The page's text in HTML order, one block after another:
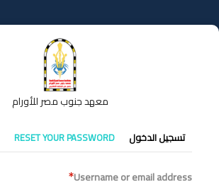
إلى
المحتوى
معهد جنوب مصر للأورام
التبويبات
الأساسية
تسجيل الدخول RESET YOUR PASSWORD
Username or email address